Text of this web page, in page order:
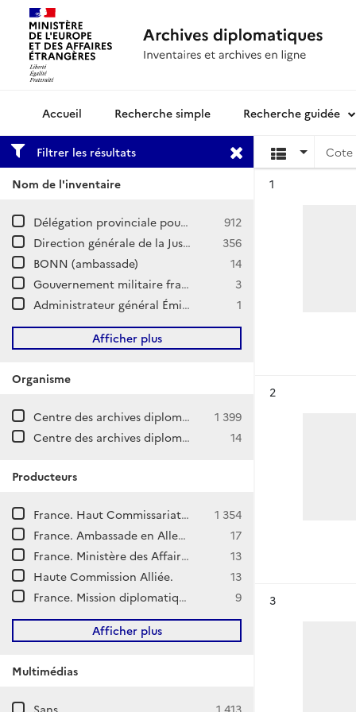
Archives diplomatiquesRecherche simple Recherche guidée
Filtrer les résultats
Nom de l'inventaire
Délégation provinciale pour le Land de Bade sud (BAD) / Cabinet et services rattachés
912
Direction générale de la Justice – Affaires judiciaires (AJ)
356
BONN (ambassade)
14
Gouvernement militaire français de Berlin (GMFB) / Division de la sûreté
3
Administrateur général Émile Laffon (ADM)
1
Afficher plus
Organisme
Centre des archives diplomatiques de La Courneuve
1 399
Centre des archives diplomatiques de Nantes
14
Producteurs
France. Haut Commissariat de la République française en Allemagne.
1 354
France. Ambassade en Allemagne (Bonn)
17
France. Ministère des Affaires étrangères. Commissariat Général aux Affaires Allemandes et Autrichiennes.
13
Haute Commission Alliée.
13
France. Mission diplomatique française en Sarre.
9
Afficher plus
Multimédias
Sans 1 413
Cote
1
2
3